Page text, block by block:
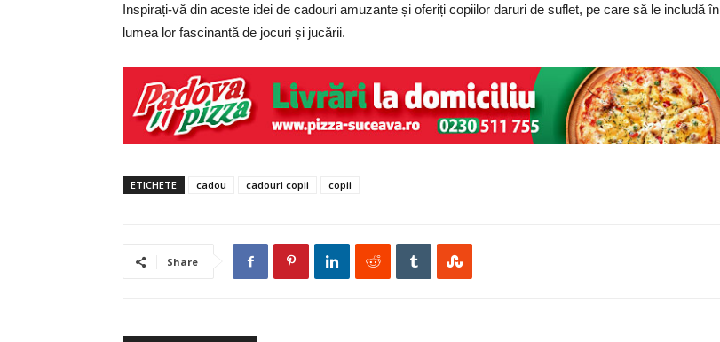
Inspirați-vă din aceste idei de cadouri amuzante și oferiți copiilor daruri de suflet, pe care să le includă în
lumea lor fascinantă de jocuri și jucării.
ETICHETE cadou cadouri copii copii
Share